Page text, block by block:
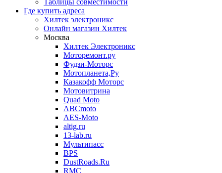
Где купить адреса
Хилтек электроникс
Онлайн магазин Хилтек
Москва
Хилтек Электроникс
Моторемонт.ру
Фудзи-Моторс
Мотопланета,Ру
Казакофф Моторс
Мотовитрина
Quad Moto
ABCmoto
AES-Moto
altig.ru
13-lab.ru
Мультипасс
BPS
DustRoads.Ru
RMC